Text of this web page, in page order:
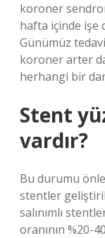
koroner
hafta içinde işe
Günümüz
koroner arter
herhangi bir
Stent
vardır?
Bu durumu
stentler
salınımlı
oranının %20-